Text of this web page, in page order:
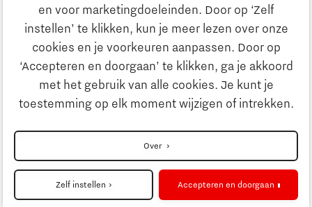
en voor marketingdoeleinden. Door op ‘Zelf
instellen’ te klikken, kun je meer lezen over onze
cookies en je voorkeuren aanpassen. Door op
‘Accepteren en doorgaan’ te klikken, ga je akkoord
met het gebruik van alle cookies. Je kunt je
toestemming op elk moment wijzigen of intrekken.
Over
Zelf instellen Accepteren en doorgaan
Ondernemen
Onderwijs
Strategie & Organisatie
Zoeken
Contact
Naar internationale website
Privacyverklaring
Cookieinstellingen